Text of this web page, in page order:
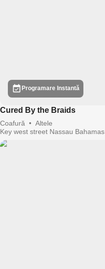
Programare Instantă
Cured By the Braids
Coafură • Altele
Key west street Nassau Bahamas